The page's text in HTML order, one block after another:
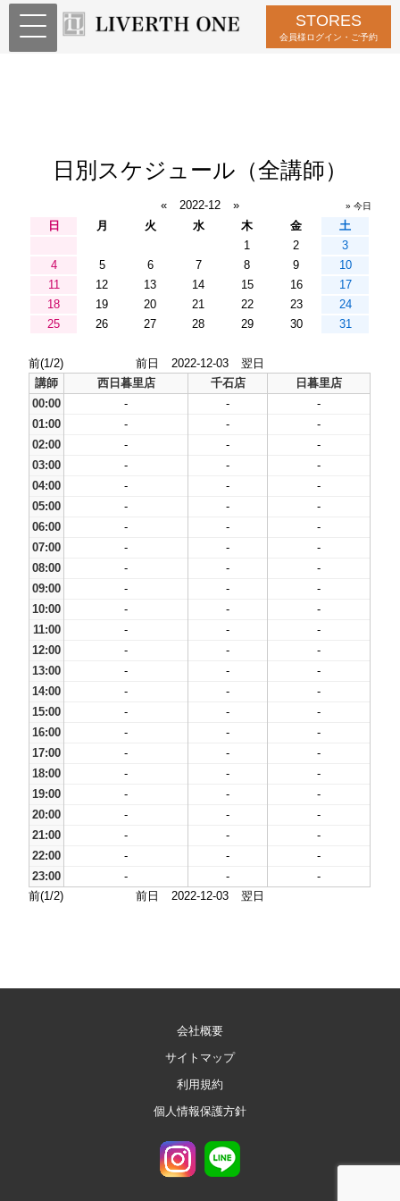
STORES
会員様ログイン・ご予約
日別スケジュール（全講師）
« 2022-12 » » 今日
日 月 火 水 木 金
土
1
2
3
4
5 6 7 8 9
10
11
12 13 14 15 16
17
18
19 20 21 22 23
24
25
26 27 28 29 30 31
前(1/2) 前日 2022-12-03
翌日
講師
西日暮里店 千石店
日暮里店
00:00
- -
-
01:00
- -
-
02:00
- -
-
03:00
- -
-
04:00
- -
-
05:00
- -
-
06:00
- -
-
07:00
- -
-
08:00
- -
-
09:00
- -
-
10:00
- -
-
11:00
- -
-
12:00
- -
-
13:00
- -
-
14:00
- -
-
15:00
- -
-
16:00
- -
-
17:00
- -
-
18:00
- -
-
19:00
- -
-
20:00
- -
-
21:00
- -
-
22:00
- -
-
23:00
- -
-
前(1/2)
前日 2022-12-03 翌日
会社概要
サイトマップ
利用規約
個人情報保護方針